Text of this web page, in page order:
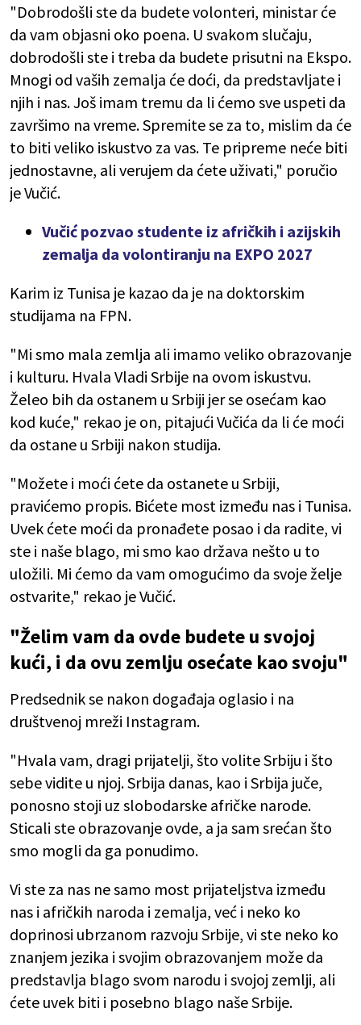
"Dobrodošli ste da budete volonteri, ministar će
da vam objasni oko poena. U svakom slučaju,
dobrodošli ste i treba da budete prisutni na Ekspo.
Mnogi od vaših zemalja će doći, da predstavljate i
njih i nas. Još imam tremu da li ćemo sve uspeti da
završimo na vreme. Spremite se za to, mislim da će
to biti veliko iskustvo za vas. Te pripreme neće biti
jednostavne, ali verujem da ćete uživati," poručio
je Vučić.
Vučić pozvao studente iz afričkih i azijskih
zemalja da volontiranju na EXPO 2027
Karim iz Tunisa je kazao da je na doktorskim
studijama na FPN.
"Mi smo mala zemlja ali imamo veliko obrazovanje
i kulturu. Hvala Vladi Srbije na ovom iskustvu.
Želeo bih da ostanem u Srbiji jer se osećam kao
kod kuće," rekao je on, pitajući Vučića da li će moći
da ostane u Srbiji nakon studija.
"Možete i moći ćete da ostanete u Srbiji,
pravićemo propis. Bićete most između nas i Tunisa.
Uvek ćete moći da pronađete posao i da radite, vi
ste i naše blago, mi smo kao država nešto u to
uložili. Mi ćemo da vam omogućimo da svoje želje
ostvarite," rekao je Vučić.
"Želim vam da ovde budete u svojoj
kući, i da ovu zemlju osećate kao svoju"
Predsednik se nakon događaja oglasio i na
društvenoj mreži Instagram.
"Hvala vam, dragi prijatelji, što volite Srbiju i što
sebe vidite u njoj. Srbija danas, kao i Srbija juče,
ponosno stoji uz slobodarske afričke narode.
Sticali ste obrazovanje ovde, a ja sam srećan što
smo mogli da ga ponudimo.
Vi ste za nas ne samo most prijateljstva između
nas i afričkih naroda i zemalja, već i neko ko
doprinosi ubrzanom razvoju Srbije, vi ste neko ko
znanjem jezika i svojim obrazovanjem može da
predstavlja blago svom narodu i svojoj zemlji, ali
ćete uvek biti i posebno blago naše Srbije.